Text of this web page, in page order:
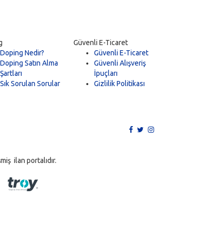
Doping Nedir?
Doping Satın Alma
Şartları
Sık Sorulan Sorular
Güvenli E-Ticaret
Güvenli E-Ticaret
Güvenli Alışveriş
İpuçları
Gizlilik Politikası
ilan portalıdır.